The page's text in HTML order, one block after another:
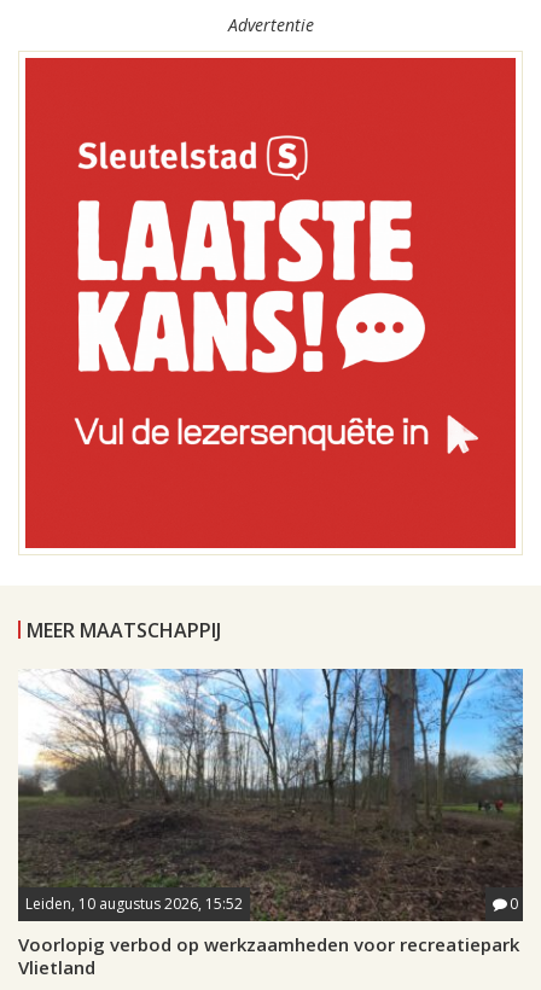
Advertentie
MEER MAATSCHAPPIJ
Leiden, 10 augustus 2026, 15:52 0
Voorlopig verbod op werkzaamheden voor recreatiepark
Vlietland